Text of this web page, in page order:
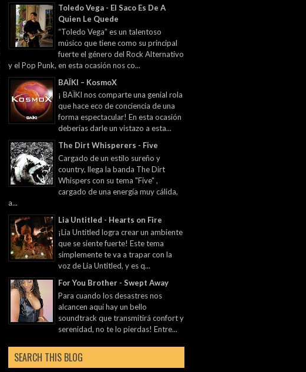
Toledo Vega - El Saco Es De A
Quien Le Quede
“Toledo Vega” es un talentoso
músico que tiene como su principal
fuerte el género del Rock Alternativo
y el Pop Punk, en esta ocasión nos co...
BAÏKI – KosmoX
¡ BAÏKI nos comparte una genial rola
que hace eco de conciencia de una
forma espectacular! En esta ocasión
deberías darle un vistazo a esta...
The Dirt Whisperers - Five
Cargado de un estilo sureño y
country, llega la banda The Dirt
Whispers con su tema "Five" ,
cargado de una energía muy cálida,
a...
Lia Untitled - Hearts on Fire
¡Lia Untitled logra crear un ambiente
que se siente fuerte! Este tema
simplemente te va a trapar con la
voz de Lia Untitled, y es q...
For You Brother - Swept Away
Para cuando los desastres nos
alcancen aquí hay un bello
soundtrack que transmitirá confort y
serenidad, no te lo pierdas! Entre...
SEARCH THIS BLOG